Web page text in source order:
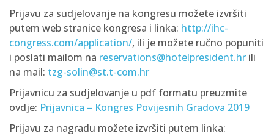
Prijavu za sudjelovanje na kongresu možete izvršiti
putem web stranice kongresa i linka: http://ihc-
congress.com/application/, ili je možete ručno popuniti
i poslati mailom na reservations@hotelpresident.hr ili
na mail: tzg-solin@st.t-com.hr
Prijavnicu za sudjelovanje u pdf formatu preuzmite
ovdje: Prijavnica – Kongres Povijesnih Gradova 2019
Prijavu za nagradu možete izvršiti putem linka: